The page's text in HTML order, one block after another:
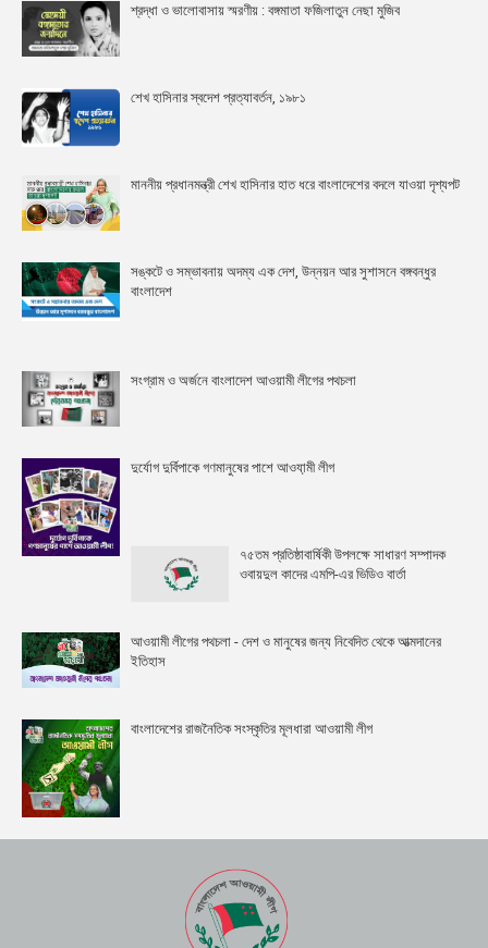
শ্রদ্ধা ও ভালোবাসায় স্মরণীয় : বঙ্গমাতা ফজিলাতুন নেছা মুজিব
শেখ হাসিনার স্বদেশ প্রত্যাবর্তন, ১৯৮১
মাননীয় প্রধানমন্ত্রী শেখ হাসিনার হাত ধরে বাংলাদেশের বদলে যাওয়া দৃশ্যপট
সঙ্কটে ও সম্ভাবনায় অদম্য এক দেশ, উন্নয়ন আর সুশাসনে বঙ্গবন্ধুর
বাংলাদেশ
সংগ্রাম ও অর্জনে বাংলাদেশ আওয়ামী লীগের পথচলা
দুর্যোগ দুর্বিপাকে গণমানুষের পাশে আওযা়মী লীগ
৭৫তম প্রতিষ্ঠাবার্ষিকী উপলক্ষে সাধারণ সম্পাদক
ওবায়দুল কাদের এমপি-এর ভিডিও বার্তা
আওয়ামী লীগের পথচলা - দেশ ও মানুষের জন্য নিবেদিত থেকে আত্মদানের
ইতিহাস
বাংলাদেশের রাজনৈতিক সংস্কৃতির মূলধারা আওয়ামী লীগ